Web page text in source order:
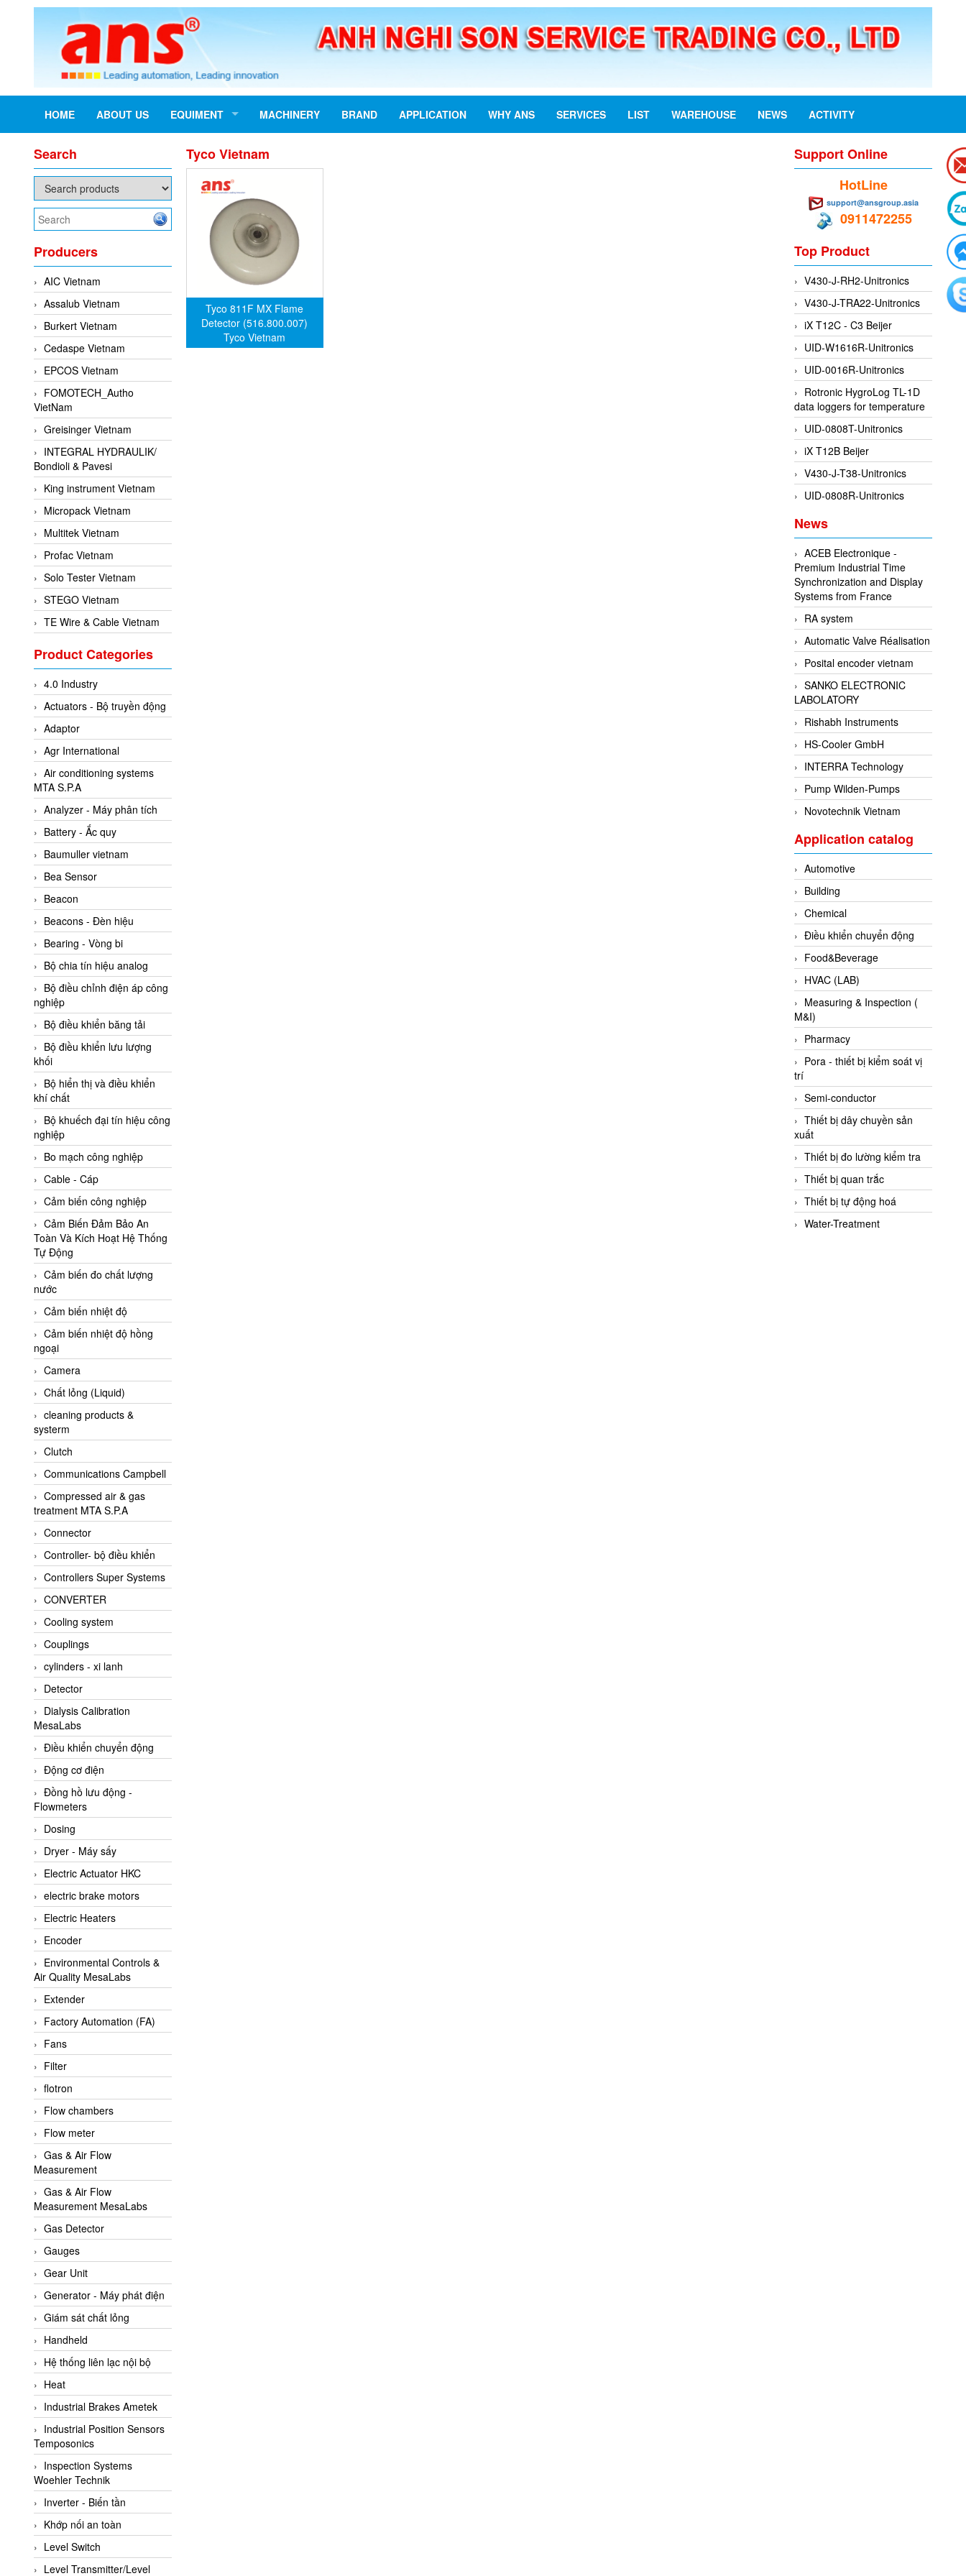
HOME ABOUT US EQUIMENT MACHINERY BRAND APPLICATION WHY ANS SERVICES LIST WAREHOUSE NEWS ACTIVITY
Search
Producers
AIC Vietnam
Assalub Vietnam
Burkert Vietnam
Cedaspe Vietnam
EPCOS Vietnam
FOMOTECH_Autho
VietNam
Greisinger Vietnam
INTEGRAL HYDRAULIK/
Bondioli & Pavesi
King instrument Vietnam
Micropack Vietnam
Multitek Vietnam
Profac Vietnam
Solo Tester Vietnam
STEGO Vietnam
TE Wire & Cable Vietnam
Woodward Vietnam
3CTEST Vietnam
4B VietNam Vietnam
ABB Vietnam
AC Infinity Vietnam
AC&E Telecommunications
AC&T Vietnam
Accepta Vietnam
ACCUMAC Vietnam
AccuWeb Vietnam
Acey
ACOEM Vietnam
ADCA Vietnam
ADFweb Vietnam
Adler Vietnam
Ados Vietnam
Advanced Energy Vietnam
Advantech Vietnam
Agate Vietnam
AGR International Vietnam
Aichi Tokei Denki Vietnam
Aii Vietnam
AIKOH
AINUO Vietnam
AIR MAJOR
Aira Euro Automation
Airtac Vietnam
Airtec Vietnam
AI-Tek Vietnam
Akerstroms Viet Nam
AKO Armaturen &
Separationstechnik
AKO Armaturen &
Separationstechnik Vietnam
AKUSENSE
ALA OFFICINE SPA
Albrecht-Automatik Viet
Nam
Allen Bradley Vietnam
Alpha Moisture Vietnam
Alpha-Achem Vietnam
Alphino
ALRE-IT Vietnam
Altech
Amarillo Gear
Ametek
AMPTRON Vietnam
AND Vietnam
ANDERSON-NEGELE
ANDILOG Technologies
Vietnam
Anritsu
ANTEC S.A
Antico pumps
Anybus/ HMS
AOBEN
Apex Dynamics Vietnam
Apex Dynamics Vietnam
Apiste
APLISENS VietNam
Apollo Fire
Appleton
AQ Matic
Aqualabo Vietnam
Aquametro
ARCA Regler
Arcos Hydraulik
Ardetem-Sfere-Vietnam
Argal
AS ENERGI
ASCO CO2
Asker
AT2E
ATC Pneumatic
ATEX System
ATI - IA
ATI (Analytical Technology
Inc)
Atos
Atrax
Auma
Autec
Auto Flow
Automatic valve
Aventics
Avproglobal
Axiomtek
AZBIL
Product Categories
4.0 Industry
Actuators - Bộ truyền động
Adaptor
Agr International
Air conditioning systems
MTA S.P.A
Analyzer - Máy phân tích
Battery - Ắc quy
Baumuller vietnam
Bea Sensor
Beacon
Beacons - Đèn hiệu
Bearing - Vòng bi
Bộ chia tín hiệu analog
Bộ điều chỉnh điện áp công
nghiệp
Bộ điều khiển băng tải
Bộ điều khiển lưu lượng
khối
Bộ hiển thị và điều khiển
khí chất
Bộ khuếch đại tín hiệu công
nghiệp
Bo mạch công nghiệp
Cable - Cáp
Cảm biến công nghiệp
Cảm Biến Đảm Bảo An
Toàn Và Kích Hoạt Hệ Thống
Tự Động
Cảm biến đo chất lượng
nước
Cảm biến nhiệt độ
Cảm biến nhiệt độ hồng
ngoại
Camera
Chất lỏng (Liquid)
cleaning products &
systerm
Clutch
Communications Campbell
Compressed air & gas
treatment MTA S.P.A
Connector
Controller- bộ điều khiển
Controllers Super Systems
CONVERTER
Cooling system
Couplings
cylinders - xi lanh
Detector
Dialysis Calibration
MesaLabs
Điều khiển chuyển động
Động cơ điện
Đồng hồ lưu động -
Flowmeters
Dosing
Dryer - Máy sấy
Electric Actuator HKC
electric brake motors
Electric Heaters
Encoder
Environmental Controls &
Air Quality MesaLabs
Extender
Factory Automation (FA)
Fans
Filter
flotron
Flow chambers
Flow meter
Gas & Air Flow
Measurement
Gas & Air Flow
Measurement MesaLabs
Gas Detector
Gauges
Gear Unit
Generator - Máy phát điện
Giám sát chất lỏng
Handheld
Hệ thống liên lạc nội bộ
Heat
Industrial Brakes Ametek
Industrial Position Sensors
Temposonics
Inspection Systems
Woehler Technik
Inverter - Biến tần
Khớp nối an toàn
Level Switch
Level Transmitter/Level
Tyco Vietnam
Tyco 811F MX Flame
Detector (516.800.007)
Tyco Vietnam
Support Online
HotLine
support@ansgroup.asia
0911472255
Top Product
V430-J-RH2-Unitronics
V430-J-TRA22-Unitronics
iX T12C - C3 Beijer
UID-W1616R-Unitronics
UID-0016R-Unitronics
Rotronic HygroLog TL-1D
data loggers for temperature
UID-0808T-Unitronics
iX T12B Beijer
V430-J-T38-Unitronics
UID-0808R-Unitronics
News
ACEB Electronique -
Premium Industrial Time
Synchronization and Display
Systems from France
RA system
Automatic Valve Réalisation
Posital encoder vietnam
SANKO ELECTRONIC
LABOLATORY
Rishabh Instruments
HS-Cooler GmbH
INTERRA Technology
Pump Wilden-Pumps
Novotechnik Vietnam
Application catalog
Automotive
Building
Chemical
Điều khiển chuyển động
Food&Beverage
HVAC (LAB)
Measuring & Inspection (
M&I)
Pharmacy
Pora - thiết bị kiểm soát vị
trí
Semi-conductor
Thiết bị dây chuyền sản
xuất
Thiết bị đo lường kiểm tra
Thiết bị quan trắc
Thiết bị tự động hoá
Water-Treatment